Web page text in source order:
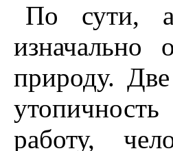
По сути,
изначально
природу.
работу,